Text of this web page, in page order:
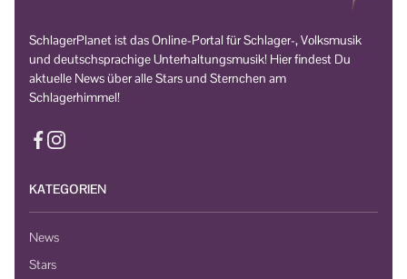
SchlagerPlanet ist das Online-Portal für Schlager-, Volksmusik
und deutschsprachige Unterhaltungsmusik! Hier findest Du
aktuelle News über alle Stars und Sternchen am
Schlagerhimmel!
KATEGORIEN
News
Stars